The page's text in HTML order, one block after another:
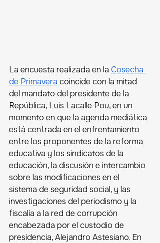
La encuesta realizada en la Cosecha
de Primavera coincide con la mitad
del mandato del presidente de la
República, Luis Lacalle Pou, en un
momento en que la agenda mediática
está centrada en el enfrentamiento
entre los proponentes de la reforma
educativa y los sindicatos de la
educación, la discusión e intercambio
sobre las modificaciones en el
sistema de seguridad social, y las
investigaciones del periodismo y la
fiscalía a la red de corrupción
encabezada por el custodio de
presidencia, Alejandro Astesiano. En